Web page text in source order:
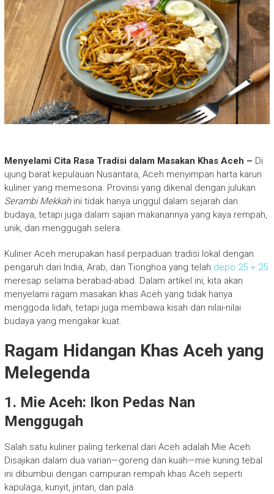
Menyelami Cita Rasa Tradisi dalam Masakan Khas Aceh – Di
ujung barat kepulauan Nusantara, Aceh menyimpan harta karun
kuliner yang memesona. Provinsi yang dikenal dengan julukan
Serambi Mekkahini tidak hanya unggul dalam sejarah dan
budaya, tetapi juga dalam sajian makanannya yang kaya rempah,
unik, dan menggugah selera.
Kuliner Aceh merupakan hasil perpaduan tradisi lokal dengan
pengaruh dari India, Arab, dan Tionghoa yang telah depo 25 + 25
meresap selama berabad-abad. Dalam artikel ini, kita akan
menyelami ragam masakan khas Aceh yang tidak hanya
menggoda lidah, tetapi juga membawa kisah dan nilai-nilai
budaya yang mengakar kuat.
Ragam Hidangan Khas Aceh yang
Melegenda
1. Mie Aceh: Ikon Pedas Nan
Menggugah
Salah satu kuliner paling terkenal dari Aceh adalah Mie Aceh.
Disajikan dalam dua varian—goreng dan kuah—mie kuning tebal
ini dibumbui dengan campuran rempah khas Aceh seperti
kapulaga, kunyit, jintan, dan pala.